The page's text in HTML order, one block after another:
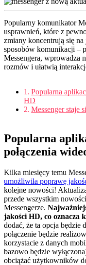
Popularny komunikator
usprawnień, które z
zmiany koncentrują się
sposobów komunikacji –
Messengera, wprowadza
rozmów i ułatwią
Popularna
HD
Messenger staje
Popularna
połączenia
Kilka miesięcy temu
umożliwiła poprawę
kolejne nowości!
przede wszystkim
Messengerze.
jakości HD, co oznacza
dodać, że ta opcja będzie
połączenie będzie
korzystacie z danych
bazowo będzie
obciążać użytkowników